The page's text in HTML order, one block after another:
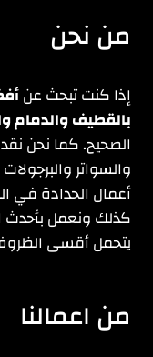
من نحن
إذا كنت تبحث عن
بالقطيف والدمام
الصحيح. كما نحن
والسواتر
أعمال الحدادة في
كذلك ونعمل بأحدث
يتحمل أقسى
من اعمالنا